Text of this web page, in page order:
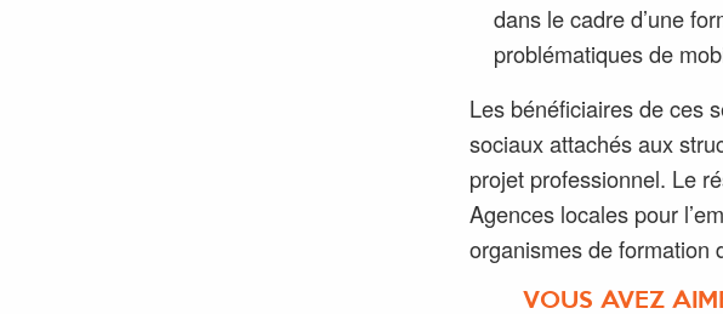
dans le cadre d’une
problématiques de
Les bénéficiaires de ces
sociaux attachés aux
projet professionnel. Le
Agences locales pour
organismes de formation
VOUS AVEZ